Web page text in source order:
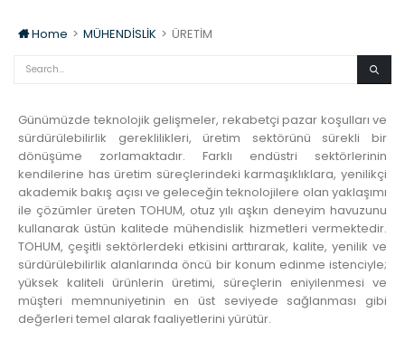
Home > MÜHENDİSLİK > ÜRETİM
Günümüzde teknolojik gelişmeler, rekabetçi pazar koşulları ve
sürdürülebilirlik gereklilikleri, üretim sektörünü sürekli bir
dönüşüme zorlamaktadır. Farklı endüstri sektörlerinin
kendilerine has üretim süreçlerindeki karmaşıklıklara, yenilikçi
akademik bakış açısı ve geleceğin teknolojilere olan yaklaşımı
ile çözümler üreten TOHUM, otuz yılı aşkın deneyim havuzunu
kullanarak üstün kalitede mühendislik hizmetleri vermektedir.
TOHUM, çeşitli sektörlerdeki etkisini arttırarak, kalite, yenilik ve
sürdürülebilirlik alanlarında öncü bir konum edinme istenciyle;
yüksek kaliteli ürünlerin üretimi, süreçlerin eniyilenmesi ve
müşteri memnuniyetinin en üst seviyede sağlanması gibi
değerleri temel alarak faaliyetlerini yürütür.